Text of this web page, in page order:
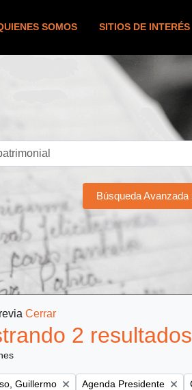
SOMOS SITIOS DE INTERÉS
Búsqueda Avanzada
Cerrar
2 resultados
Guillermo Remove filter:
Agenda Presidente